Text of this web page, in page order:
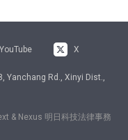
YouTube X
Yanchang Rd., Xinyi Dist.,
& Nexus 明日科技法律事務